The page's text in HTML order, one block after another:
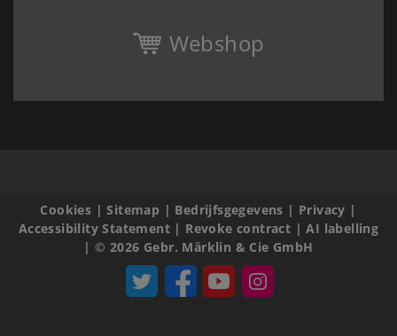
Webshop
Cookies |Sitemap | Bedrijfsgegevens | Privacy |
Accessibility Statement| Revoke contract |AI labelling
|© 2026 Gebr. Märklin & Cie GmbH